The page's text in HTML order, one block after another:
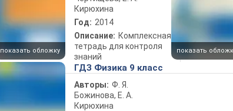
показать обложку
Кирюхина
Год: 2014
Описание: Комплексная
тетрадь для контроля
знаний
показать
ГДЗ Физика 9 класс
Авторы: Ф. Я.
Божинова, Е. А.
Кирюхина